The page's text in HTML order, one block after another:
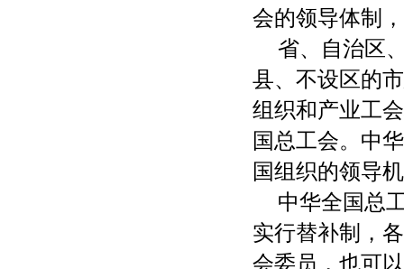
会的领导体制
省、自治区
县、不设区的
组织和产业工
国总工会。中
国组织的领导
中华全国总
实行替补制，
会委员，也可